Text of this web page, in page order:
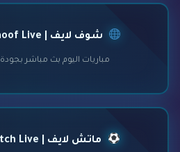
شوف لايف | Shoof Live - مباريات HD
مباريات اليوم بث مباشر بجودة HD بدون تقطيع
ماتش لايف | Match Live - بث مباشر